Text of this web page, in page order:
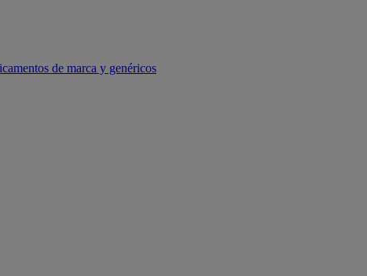
de marca y genéricos